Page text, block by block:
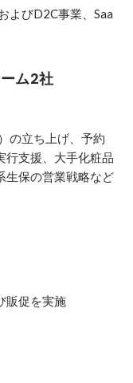
よびD2C事業、Saa
ム2社
の立ち上げ、予約
行支援、大手化粧品
生保の営業戦略など
販促を実施